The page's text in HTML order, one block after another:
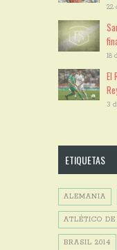
22
18
El
3
ETIQUETAS
ALEMANIA
ATLÉTICO
BRASIL 2014